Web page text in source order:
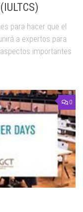
para hacer que el
a expertos para
importantes
0